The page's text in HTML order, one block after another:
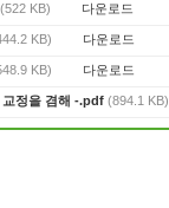
(522 KB) 다운로드
KB) 다운로드
KB) 다운로드
교정을 겸해 -.pdf (894.1 KB)